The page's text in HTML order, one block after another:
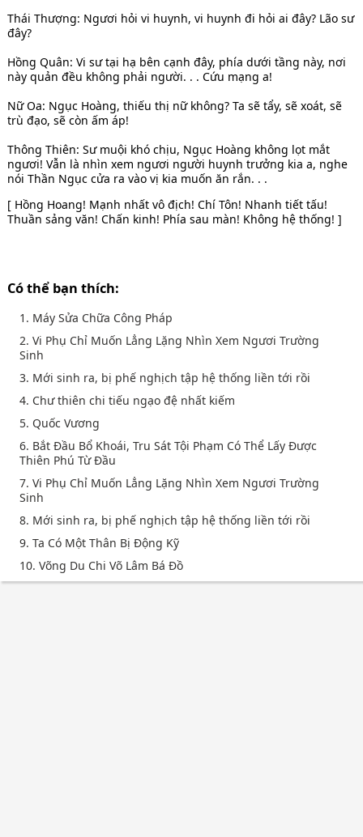
Thái Thượng: Ngươi hỏi vi huynh, vi huynh đi hỏi ai đây? Lão sư
đây?
Hồng Quân: Vi sư tại hạ bên cạnh đây, phía dưới tầng này, nơi
này quản đều không phải người. . . Cứu mạng a!
Nữ Oa: Ngục Hoàng, thiếu thị nữ không? Ta sẽ tẩy, sẽ xoát, sẽ
trù đạo, sẽ còn ấm áp!
Thông Thiên: Sư muội khó chịu, Ngục Hoàng không lọt mắt
ngươi! Vẫn là nhìn xem ngươi người huynh trưởng kia a, nghe
nói Thần Ngục cửa ra vào vị kia muốn ăn rắn. . .
[ Hồng Hoang! Mạnh nhất vô địch! Chí Tôn! Nhanh tiết tấu!
Thuần sảng văn! Chấn kinh! Phía sau màn! Không hệ thống! ]
Có thể bạn thích:
1. Máy Sửa Chữa Công Pháp
2. Vi Phụ Chỉ Muốn Lẳng Lặng Nhìn Xem Ngươi Trường
Sinh
3. Mới sinh ra, bị phế nghịch tập hệ thống liền tới rồi
4. Chư thiên chi tiếu ngạo đệ nhất kiếm
5. Quốc Vương
6. Bắt Đầu Bổ Khoái, Tru Sát Tội Phạm Có Thể Lấy Được
Thiên Phú Từ Đầu
7. Vi Phụ Chỉ Muốn Lẳng Lặng Nhìn Xem Ngươi Trường
Sinh
8. Mới sinh ra, bị phế nghịch tập hệ thống liền tới rồi
9. Ta Có Một Thân Bị Động Kỹ
10. Võng Du Chi Võ Lâm Bá Đồ